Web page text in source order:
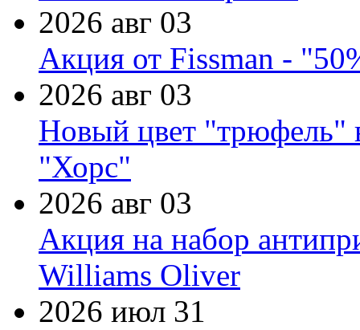
2026 авг 03
Акция от Fissman -
2026 авг 03
Новый цвет "трюфель"
"Хорс"
2026 авг 03
Акция на набор
Williams Oliver
2026 июл 31